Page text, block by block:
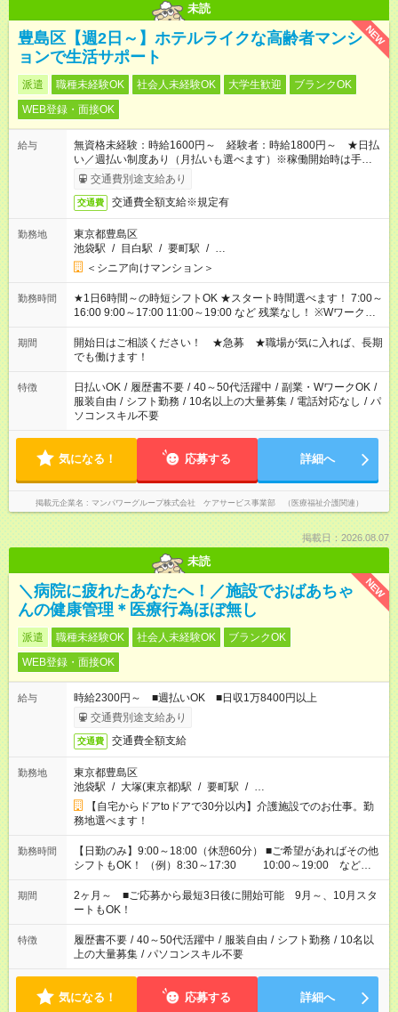
未読
NEW
豊島区【週2日～】ホテルライクな高齢者マンシ
ョンで生活サポート
派遣 職種未経験OK 社会人未経験OK 大学生歓迎
ブランクOK
WEB登録・面接OK
給与
無資格未経験：時給1600円～ 経験者：時給1800円～ ★日払
い／週払い制度あり（月払いも選べます）※稼働開始時は手続き
完了次第のお支払いとなります。
交通費別途支給あり
交通費 交通費全額支給※規定有
勤務地
東京都豊島区
池袋駅 / 目白駅 / 要町駅 / …
＜シニア向けマンション＞
勤務時間
★1日6時間～の時短シフトOK ★スタート時間選べます！ 7:00～
16:00 9:00～17:00 11:00～19:00 など 残業なし！ ※Wワークの
場合、他のお仕事と合わせ週40時間超の就業はご案内できませ
ん ※法令に基づき、週20時間以上勤務は社会保険への加入対象
となります ※労働者派遣法（日雇い派遣の原則禁止）により、
短時間・短期間の就業はご案内が難しい場合があります
期間
開始日はご相談ください！ ★急募 ★職場が気に入れば、長期
でも働けます！
特徴 日払いOK / 履歴書不要 / 40～50代活躍中 / 副業・WワークOK /
服装自由 / シフト勤務 / 10名以上の大量募集 / 電話対応なし / パ
ソコンスキル不要
気になる！ 応募する 詳細へ
掲載元企業名 マンパワーグループ株式会社 ケアサービス事業部 （医療福祉介護関連）
掲載日：2026.08.07
未読
NEW
＼病院に疲れたあなたへ！／施設でおばあちゃ
んの健康管理＊医療行為ほぼ無し
派遣 職種未経験OK 社会人未経験OK
ブランクOK
WEB登録・面接OK
給与
時給2300円～ ■週払いOK ■日収1万8400円以上
交通費別途支給あり
交通費 交通費全額支給
勤務地
東京都豊島区
池袋駅 / 大塚(東京都)駅 / 要町駅 / …
【自宅からドアtoドアで30分以内】介護施設でのお仕事。勤
務地選べます！
勤務時間
【日勤のみ】9:00～18:00（休憩60分） ■ご希望があればその他
シフトもOK！ （例）8:30～17:30 10:00～19:00 など
「家族とお休みを合わせたい」 「できれば残業はしたくない」
など、あなたのご希望に沿ったお仕事をご紹介します！ ※Wワ
ーク希望の方へ 今ご覧のお仕事で希望する勤務時間と、もう1つ
のお仕事の勤務時間。 合計で週40時間を超える場合は応募でき
ません
期間
2ヶ月～ ■ご応募から最短3日後に開始可能 9月～、10月スタ
ートもOK！
特徴 履歴書不要 / 40～50代活躍中 / 服装自由 / シフト勤務 / 10名以
上の大量募集 / パソコンスキル不要
気になる！ 応募する 詳細へ